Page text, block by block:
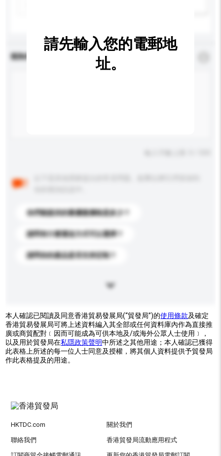
查詢內容
你們能提供的最優惠價格是多少？
請問有什麼運送方式可以選擇？
請問你的產品是否支持定制？
請先輸入您的電郵地
址。
本人確認已閱讀及同意香港貿易發展局(“貿發局”)的使用條款及確定
香港貿易發展局可將上述資料編入其全部或任何資料庫內作為直接推
廣或商貿配對﹝因而可能成為可供本地及/或海外公眾人士使用﹞，
以及用於貿發局在私隱政策聲明中所述之其他用途；本人確認已獲得
此表格上所述的每一位人士同意及授權，將其個人資料提供予貿發局
作此表格提及的用途。
HKTDC.com 關於我們
聯絡我們 香港貿發局流動應用程式